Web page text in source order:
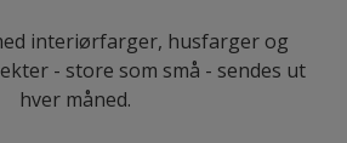
interiørfarger, husfarger og
- store som små - sendes ut
hver måned.